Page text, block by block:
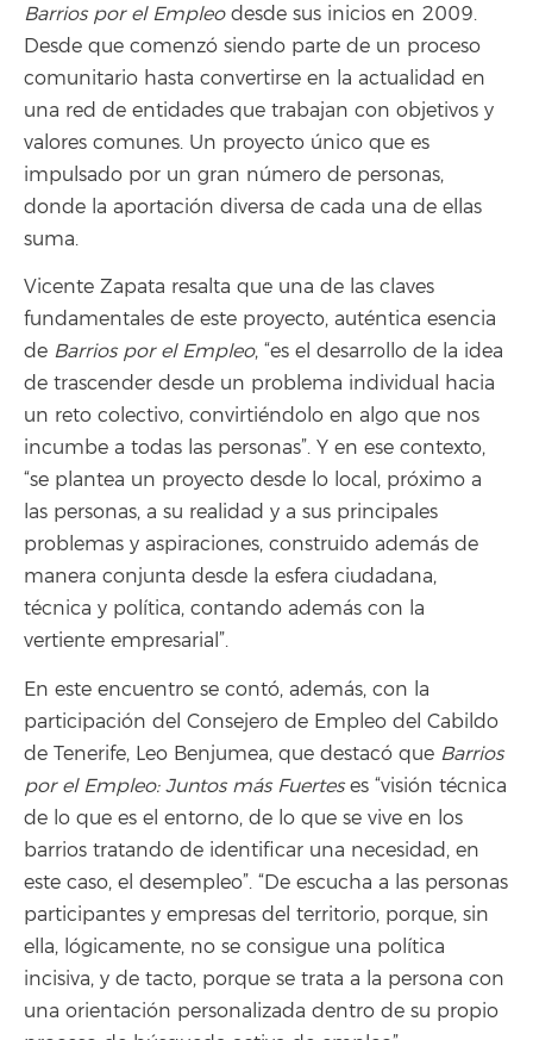
Barrios por el Empleo desde sus inicios en 2009.
Desde que comenzó siendo parte de un proceso
comunitario hasta convertirse en la actualidad en
una red de entidades que trabajan con objetivos y
valores comunes. Un proyecto único que es
impulsado por un gran número de personas,
donde la aportación diversa de cada una de ellas
suma.
Vicente Zapata resalta que una de las claves
fundamentales de este proyecto, auténtica esencia
de Barrios por el Empleo, “es el desarrollo de la idea
de trascender desde un problema individual hacia
un reto colectivo, convirtiéndolo en algo que nos
incumbe a todas las personas”. Y en ese contexto,
“se plantea un proyecto desde lo local, próximo a
las personas, a su realidad y a sus principales
problemas y aspiraciones, construido además de
manera conjunta desde la esfera ciudadana,
técnica y política, contando además con la
vertiente empresarial”.
En este encuentro se contó, además, con la
participación del Consejero de Empleo del Cabildo
de Tenerife, Leo Benjumea, que destacó que Barrios
por el Empleo: Juntos más Fuerteses “visión técnica
de lo que es el entorno, de lo que se vive en los
barrios tratando de identificar una necesidad, en
este caso, el desempleo”. “De escucha a las personas
participantes y empresas del territorio, porque, sin
ella, lógicamente, no se consigue una política
incisiva, y de tacto, porque se trata a la persona con
una orientación personalizada dentro de su propio